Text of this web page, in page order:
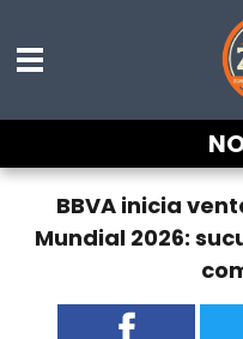
BBVA inicia
Mundial 2026: